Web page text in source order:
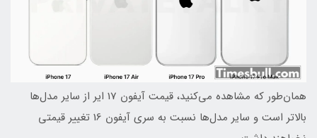
همان‌طور که مشاهده می‌کنید، قیمت آیفون 17 ایر از سایر مدل‌ها
بالاتر است و سایر مدل‌ها نسبت به سری آیفون 16 تغییر قیمتی